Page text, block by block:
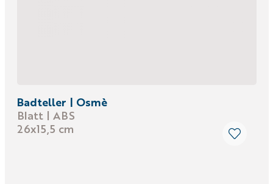
Badteller | Osmè
Blatt | ABS
26x15,5 cm